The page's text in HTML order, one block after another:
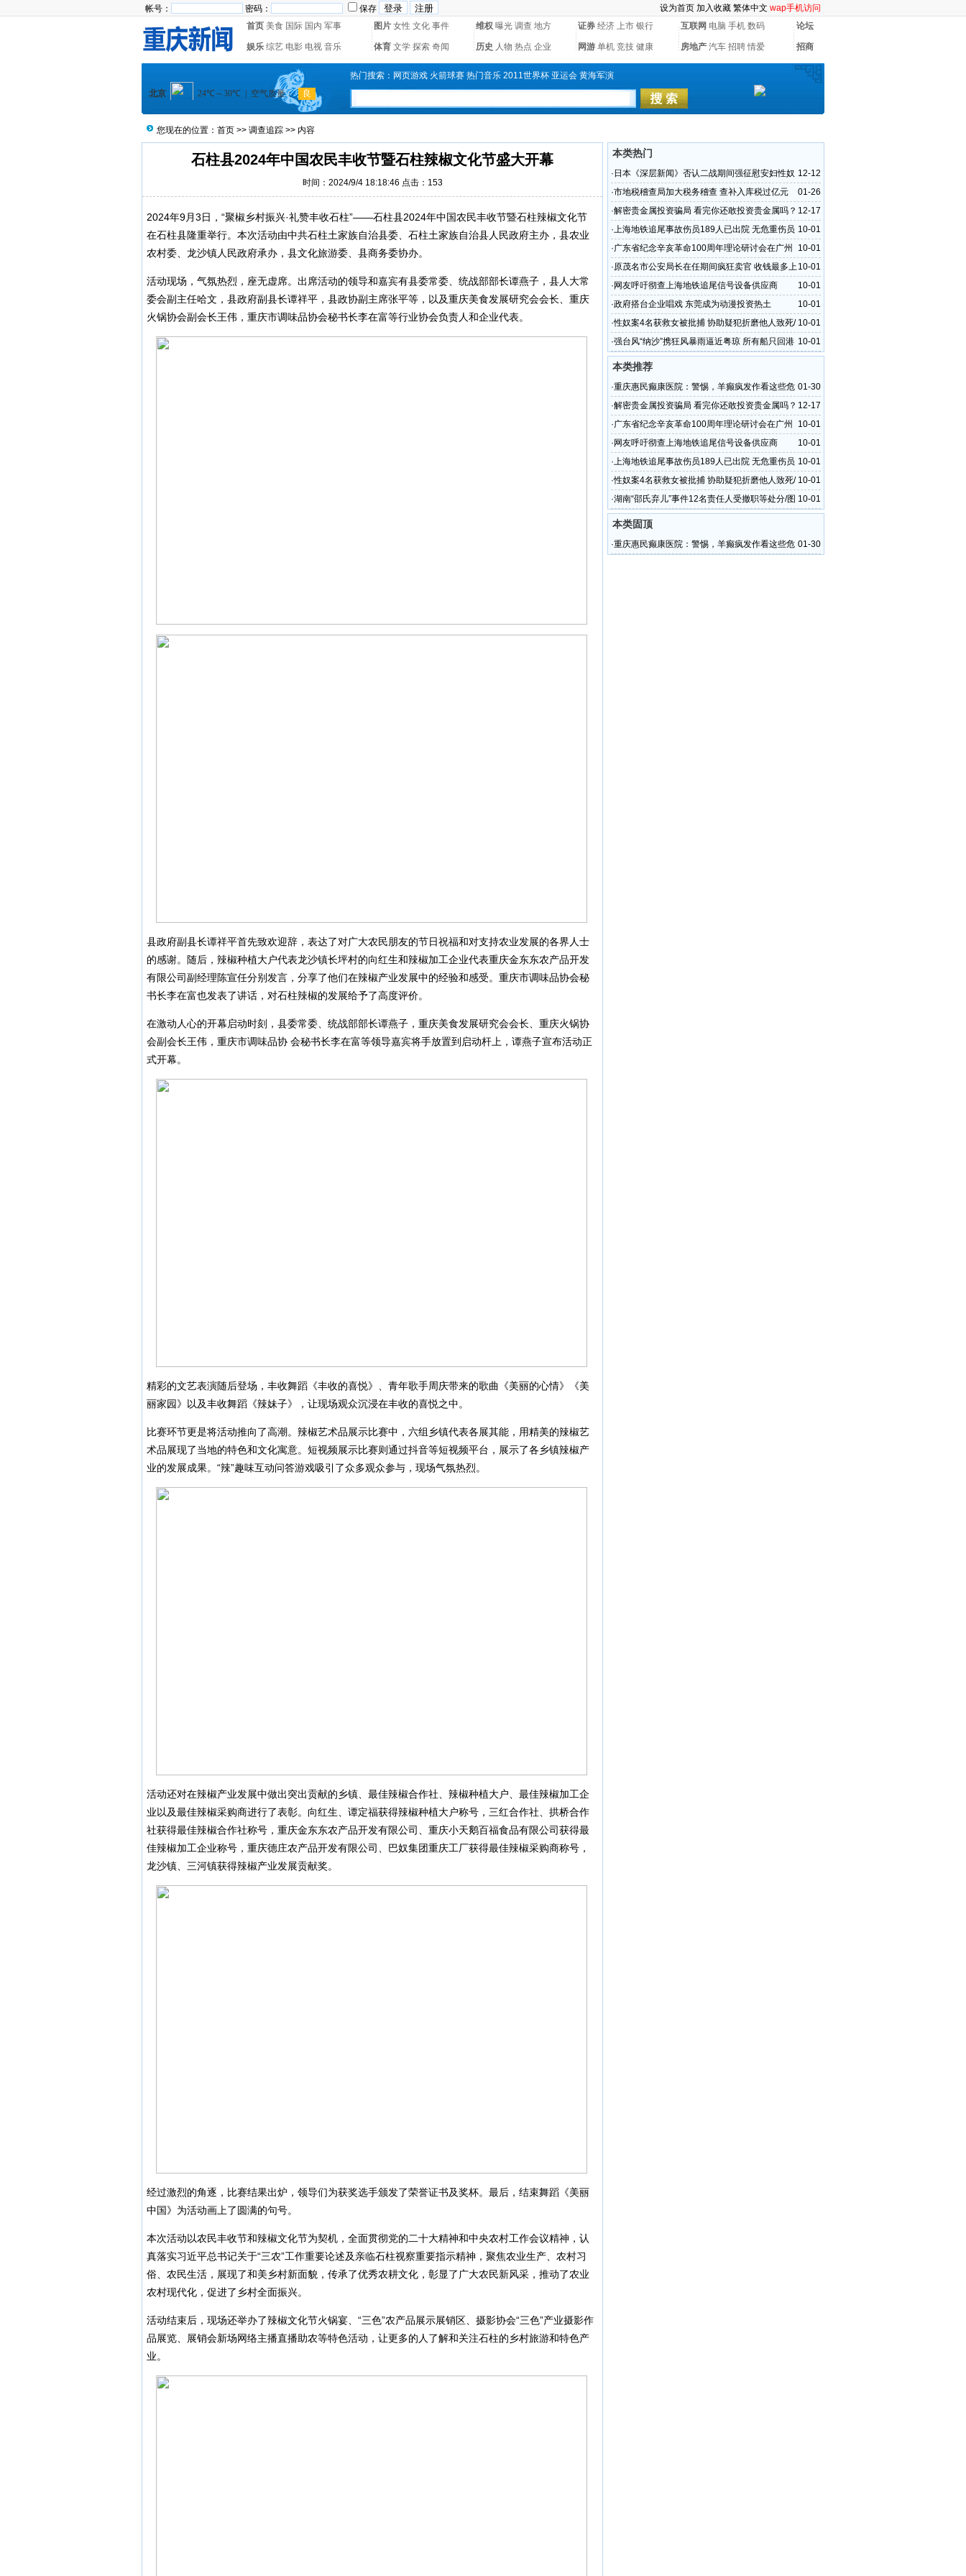
帐号： 密码： 保存 设为首页 加入收藏 繁体中文 wap手机访问
首页 美食 国际 国内 军事 图片 女性 文化 事件 维权 曝光 调查 地方 证券 经济 上市 银行 互联网 电脑 手机 数码 论坛
娱乐 综艺 电影 电视 音乐 体育 文学 探索 奇闻 历史 人物 热点 企业 网游 单机 竞技 健康 房地产 汽车 招聘 情爱 招商
热门搜索： 网页游戏 火箭球赛 热门音乐 2011世界杯 亚运会 黄海军演
您现在的位置： 首页 >> 调查追踪 >> 内容
石柱县2024年中国农民丰收节暨石柱辣椒文化节盛大开幕
时间：2024/9/4 18:18:46 点击： 153
2024年9月3日，“聚椒乡村振兴·礼赞丰收石柱”——石柱县2024年中国农民丰收节暨石柱辣椒文化节
在石柱县隆重举行。本次活动由中共石柱土家族自治县委、石柱土家族自治县人民政府主办，县农业
农村委、龙沙镇人民政府承办，县文化旅游委、县商务委协办。
活动现场，气氛热烈，座无虚席。出席活动的领导和嘉宾有县委常委、统战部部长谭燕子，县人大常
委会副主任哈文，县政府副县长谭祥平，县政协副主席张平等，以及重庆美食发展研究会会长、重庆
火锅协会副会长王伟，重庆市调味品协会秘书长李在富等行业协会负责人和企业代表。
县政府副县长谭祥平首先致欢迎辞，表达了对广大农民朋友的节日祝福和对支持农业发展的各界人士
的感谢。随后，辣椒种植大户代表龙沙镇长坪村的向红生和辣椒加工企业代表重庆金东东农产品开发
有限公司副经理陈宣任分别发言，分享了他们在辣椒产业发展中的经验和感受。重庆市调味品协会秘
书长李在富也发表了讲话，对石柱辣椒的发展给予了高度评价。
在激动人心的开幕启动时刻，县委常委、统战部部长谭燕子，重庆美食发展研究会会长、重庆火锅协
会副会长王伟，重庆市调味品协 会秘书长李在富等领导嘉宾将手放置到启动杆上，谭燕子宣布活动正
式开幕。
精彩的文艺表演随后登场，丰收舞蹈《丰收的喜悦》、青年歌手周庆带来的歌曲《美丽的心情》《美
丽家园》以及丰收舞蹈《辣妹子》，让现场观众沉浸在丰收的喜悦之中。
比赛环节更是将活动推向了高潮。辣椒艺术品展示比赛中，六组乡镇代表各展其能，用精美的辣椒艺
术品展现了当地的特色和文化寓意。短视频展示比赛则通过抖音等短视频平台，展示了各乡镇辣椒产
业的发展成果。“辣”趣味互动问答游戏吸引了众多观众参与，现场气氛热烈。
活动还对在辣椒产业发展中做出突出贡献的乡镇、最佳辣椒合作社、辣椒种植大户、最佳辣椒加工企
业以及最佳辣椒采购商进行了表彰。向红生、谭定福获得辣椒种植大户称号，三红合作社、拱桥合作
社获得最佳辣椒合作社称号，重庆金东东农产品开发有限公司、重庆小天鹅百福食品有限公司获得最
佳辣椒加工企业称号，重庆德庄农产品开发有限公司、巴奴集团重庆工厂获得最佳辣椒采购商称号，
龙沙镇、三河镇获得辣椒产业发展贡献奖。
经过激烈的角逐，比赛结果出炉，领导们为获奖选手颁发了荣誉证书及奖杯。最后，结束舞蹈《美丽
中国》为活动画上了圆满的句号。
本次活动以农民丰收节和辣椒文化节为契机，全面贯彻党的二十大精神和中央农村工作会议精神，认
真落实习近平总书记关于“三农”工作重要论述及亲临石柱视察重要指示精神，聚焦农业生产、农村习
俗、农民生活，展现了和美乡村新面貌，传承了优秀农耕文化，彰显了广大农民新风采，推动了农业
农村现代化，促进了乡村全面振兴。
活动结束后，现场还举办了辣椒文化节火锅宴、“三色”农产品展示展销区、摄影协会“三色”产业摄影作
品展览、展销会新场网络主播直播助农等特色活动，让更多的人了解和关注石柱的乡村旅游和特色产
业。
本类热门
12-12
· 日本《深层新闻》否认二战期间强征慰安妇性奴
历史
01-26
·市地税稽查局加大税务稽查 查补入库税过亿元
12-17
·解密贵金属投资骗局 看完你还敢投资贵金属吗？
10-01
·上海地铁追尾事故伤员189人已出院 无危重伤员
10-01
·广东省纪念辛亥革命100周年理论研讨会在广州
召开
10-01
·原茂名市公安局长在任期间疯狂卖官 收钱最多上
百万
10-01
· 网友呼吁彻查上海地铁追尾信号设备供应商
10-01
·政府搭台企业唱戏 东莞成为动漫投资热土
10-01
·性奴案4名获救女被批捕 协助疑犯折磨他人致死/
图
10-01
·强台风“纳沙”携狂风暴雨逼近粤琼 所有船只回港
避风
本类推荐
01-30
·重庆惠民癫康医院：警惕，羊癫疯发作看这些危
险先兆！
12-17
·解密贵金属投资骗局 看完你还敢投资贵金属吗？
10-01
·广东省纪念辛亥革命100周年理论研讨会在广州
召开
10-01
· 网友呼吁彻查上海地铁追尾信号设备供应商
10-01
·上海地铁追尾事故伤员189人已出院 无危重伤员
10-01
·性奴案4名获救女被批捕 协助疑犯折磨他人致死/
图
10-01
·湖南“邵氏弃儿”事件12名责任人受撤职等处分/图
本类固顶
01-30
·重庆惠民癫康医院：警惕，羊癫疯发作看这些危